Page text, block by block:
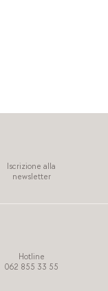
Iscrizione alla
newsletter
Hotline
062 855 33 55